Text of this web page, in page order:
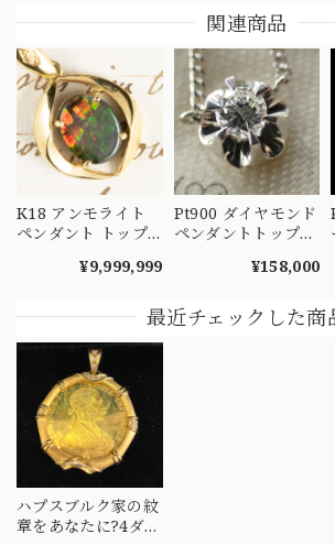
関連商品
K18 アンモライト
ペンダント トップ
の宝石 CHP00281
¥9,999,999
Pt900 ダイヤモンド
ペンダントトップ
昭和レトロ ヴィン
ェーン ネックレス
MOP00286 S
¥158,000
最近チェックした商
ハプスブルク家の紋
章をあなたに?4ダカ